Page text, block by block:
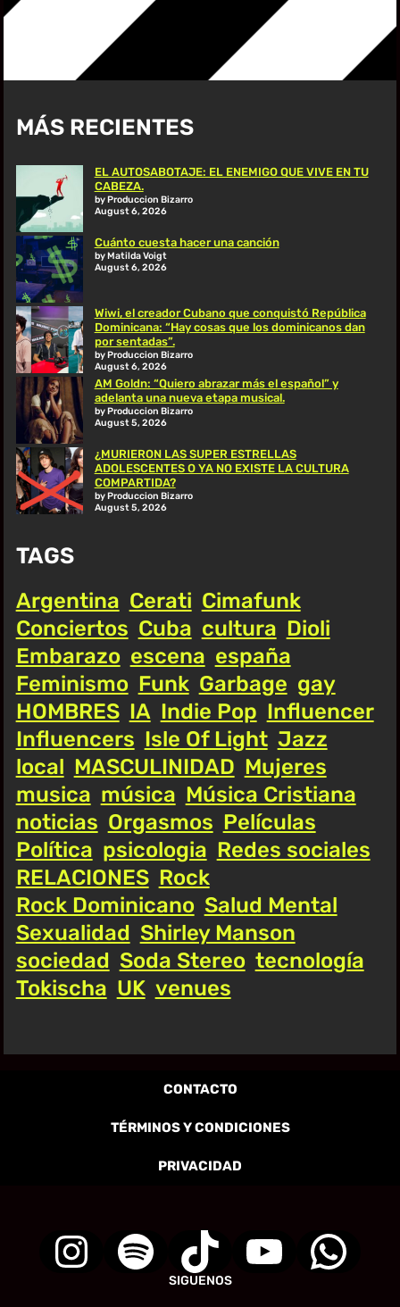
MÁS RECIENTES
EL AUTOSABOTAJE: EL ENEMIGO QUE VIVE EN TU
CABEZA.
by Produccion Bizarro
August 6, 2026
Cuánto cuesta hacer una canción
by Matilda Voigt
August 6, 2026
Wiwi, el creador Cubano que conquistó República
Dominicana: “Hay cosas que los dominicanos dan
por sentadas”.
by Produccion Bizarro
August 6, 2026
AM Goldn: “Quiero abrazar más el español” y
adelanta una nueva etapa musical.
by Produccion Bizarro
August 5, 2026
¿MURIERON LAS SUPER ESTRELLAS
ADOLESCENTES O YA NO EXISTE LA CULTURA
COMPARTIDA?
by Produccion Bizarro
August 5, 2026
TAGS
Argentina Cerati Cimafunk
Conciertos Cuba cultura Dioli
Embarazo escena españa
Feminismo Funk Garbage gay
HOMBRES IA Indie Pop Influencer
Influencers Isle Of Light Jazz
local MASCULINIDAD Mujeres
musica música Música Cristiana
noticias Orgasmos Películas
Política psicologia Redes sociales
RELACIONES Rock
Rock Dominicano Salud Mental
Sexualidad Shirley Manson
sociedad Soda Stereo tecnología
Tokischa UK venues
CONTACTO
TÉRMINOS Y CONDICIONES
PRIVACIDAD
SIGUENOS